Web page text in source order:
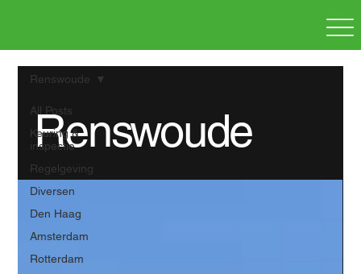
All Posts
Keuring &
inspectie
Regelgeving
Diversen
Den Haag
Amsterdam
Rotterdam
Renswoude
Renswoude